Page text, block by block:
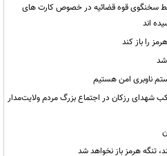
سخنگوی قوه قضائیه در خصوص کارت های
اند
را باز کند
شد
ناوبری امن هستیم
شهدای رزکان در اجتماع بزرگ مردم ولایت‌مدار
تنگه هرمز باز نخواهد شد